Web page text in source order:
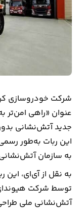
بازار
و
راه
و
مسکن
اقتصاد
ایران
ارتباطات
شرکت خودروسازی
عنوان «راهی امن‌تر
جدید آتش‌نشانی
به سازمان
به نقل از آی‌ای،
توسط شرکت
آتش‌نشانی ملی